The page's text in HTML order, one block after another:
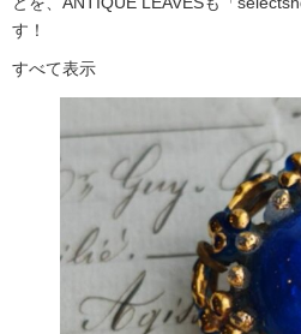
す！
すべて表示